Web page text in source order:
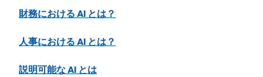
財務における AI とは？
人事における AI とは？
説明可能な AI とは